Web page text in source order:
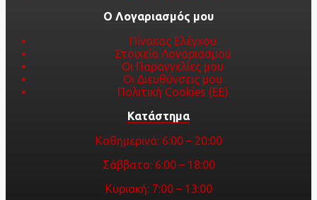
Ο Λογαριασμός μου
Πίνακας Ελέγχου
Στοιχεία Λογαριασμού
Οι Παραγγελίες μου
Οι Διευθύνσεις μου
Πολιτική Cookies (ΕΕ)
Κατάστημα
Καθημερινά: 6:00 – 20:00
Σάββατο: 6:00 – 18:00
Κυριακή: 7:00 – 13:00